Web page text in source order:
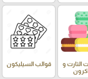
التارت و
قوالب السيليكون